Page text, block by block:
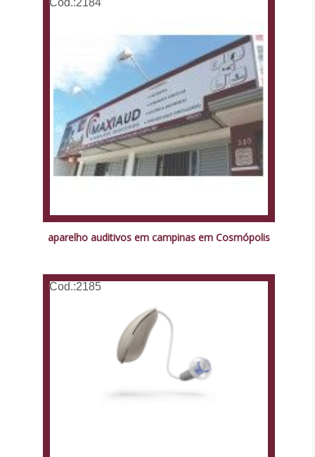
Cod.:2184
aparelho auditivos em campinas em Cosmópolis
Cod.:2185